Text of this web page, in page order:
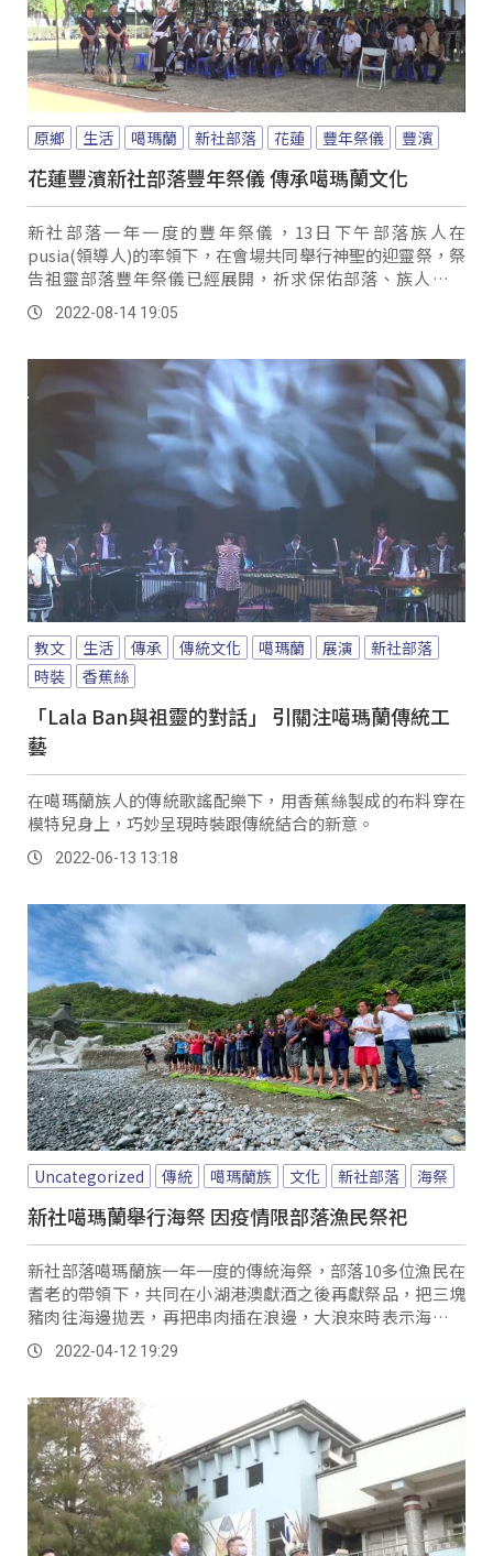
原鄉 生活 噶瑪蘭 新社部落 花蓮 豐年祭儀 豐濱
花蓮豐濱新社部落豐年祭儀 傳承噶瑪蘭文化
新社部落一年一度的豐年祭儀，13日下午部落族人在
pusia(領導人)的率領下，在會場共同舉行神聖的迎靈祭，祭
告祖靈部落豐年祭儀已經展開，祈求保佑部落、族人平安
等，隨後部落族人在領唱者的引領下，共同傳唱傳統歌舞，
傳承部落祭儀文化。
2022-08-14 19:05
教文 生活 傳承 傳統文化 噶瑪蘭 展演
新社部落
時裝
香蕉絲
「Lala Ban與祖靈的對話」 引關注噶瑪蘭傳統工
藝
在噶瑪蘭族人的傳統歌謠配樂下，用香蕉絲製成的布料穿在
模特兒身上，巧妙呈現時裝跟傳統結合的新意。
2022-06-13 13:18
Uncategorized 傳統 噶瑪蘭族 文化 新社部落 海祭
新社噶瑪蘭舉行海祭 因疫情限部落漁民祭祀
新社部落噶瑪蘭族一年一度的傳統海祭，部落10多位漁民在
耆老的帶領下，共同在小湖港澳獻酒之後再獻祭品，把三塊
豬肉往海邊拋丟，再把串肉插在浪邊，大浪來時表示海神、
祖靈來吃東西。
2022-04-12 19:29